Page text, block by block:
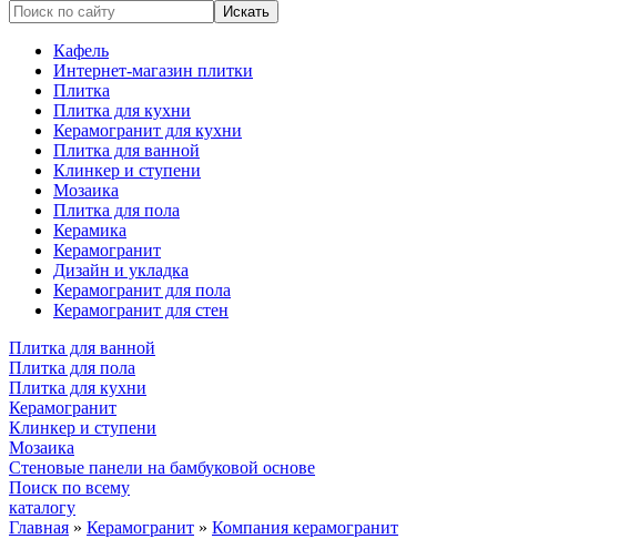
Кафель
Интернет-магазин плитки
Плитка
Плитка для кухни
Керамогранит для кухни
Плитка для ванной
Клинкер и ступени
Мозаика
Плитка для пола
Керамика
Керамогранит
Дизайн и укладка
Керамогранит для пола
Керамогранит для стен
Плитка для ванной
Плитка для пола
Плитка для кухни
Керамогранит
Клинкер и ступени
Мозаика
Стеновые панели на бамбуковой основе
Поиск по всему
каталогу
Главная » Керамогранит » Компания керамогранит